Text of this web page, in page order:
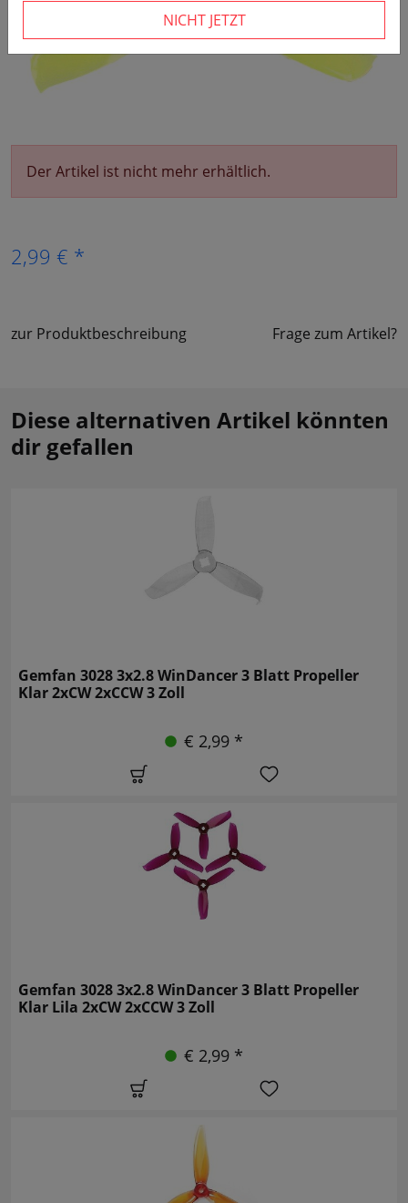
Der Artikel ist nicht mehr erhältlich.
2,99 € *
zur Produktbeschreibung Frage zum Artikel?
Diese alternativen Artikel könnten
dir gefallen
Gemfan 3028 3x2.8 WinDancer 3 Blatt Propeller
Klar 2xCW 2xCCW 3 Zoll
€ 2,99 *
Gemfan 3028 3x2.8 WinDancer 3 Blatt Propeller
Klar Lila 2xCW 2xCCW 3 Zoll
€ 2,99 *
NICHT JETZT